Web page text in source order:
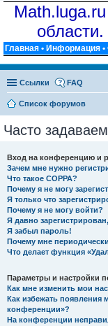
Главная • Информация •
Ссылки FAQ
Список форумов
Часто
Вход на конференцию и
Зачем мне нужно
Что такое COPPA?
Почему я не могу
Я только что
Почему я не могу войти?
Я давно
Я забыл пароль!
Почему мне
Что делает функция
Параметры и настройки
Как мне изменить мои
Как избежать появления
конференции»?
На конференции